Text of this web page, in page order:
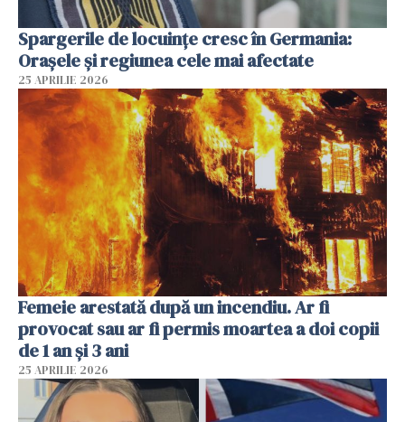
Spargerile de locuințe cresc în Germania:
Orașele și regiunea cele mai afectate
25 APRILIE 2026
Femeie arestată după un incendiu. Ar fi
provocat sau ar fi permis moartea a doi copii
de 1 an și 3 ani
25 APRILIE 2026